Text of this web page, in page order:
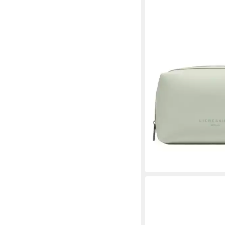
LIEBESKIND BERLIN
Kulturbeutel
79,90 €
lieferbar - in 2-3